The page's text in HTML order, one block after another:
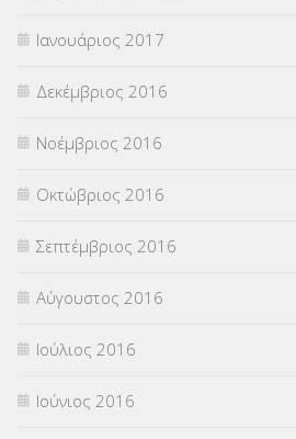
Ιανουάριος 2017
Δεκέμβριος 2016
Νοέμβριος 2016
Οκτώβριος 2016
Σεπτέμβριος 2016
Αύγουστος 2016
Ιούλιος 2016
Ιούνιος 2016